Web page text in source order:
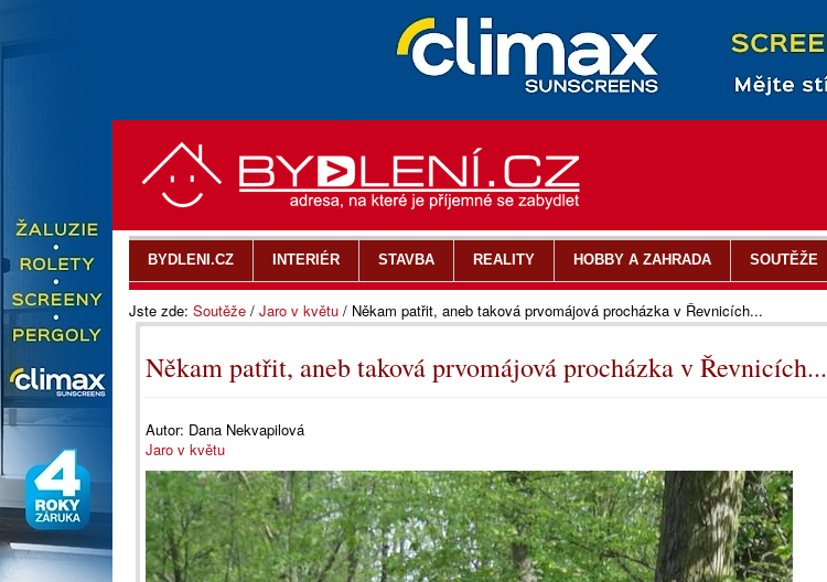
Jste zde: Soutěže / Jaro v květu / Někam patřit, aneb taková prvomájová procházka v Řevnicích...
Někam patřit, aneb taková prvomájová procházka v Řevnicích...
Autor: Dana Nekvapilová
Jaro v květu
BYDLENI.CZ INTERIÉR STAVBA REALITY HOBBY A ZAHRADA SOUTĚŽE